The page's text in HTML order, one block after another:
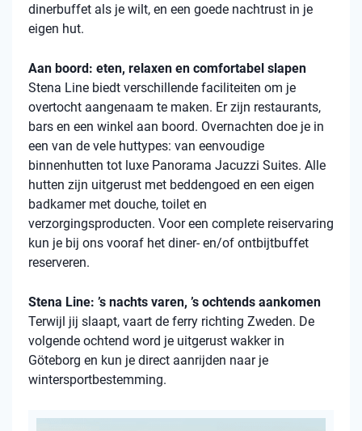
dinerbuffet als je wilt, en een goede nachtrust in je
eigen hut.
Aan boord: eten, relaxen en comfortabel slapen
Stena Line biedt verschillende faciliteiten om je
overtocht aangenaam te maken. Er zijn restaurants,
bars en een winkel aan boord. Overnachten doe je in
een van de vele huttypes: van eenvoudige
binnenhutten tot luxe Panorama Jacuzzi Suites. Alle
hutten zijn uitgerust met beddengoed en een eigen
badkamer met douche, toilet en
verzorgingsproducten. Voor een complete reiservaring
kun je bij ons vooraf het diner- en/of ontbijtbuffet
reserveren.
Stena Line: ’s nachts varen, ’s ochtends aankomen
Terwijl jij slaapt, vaart de ferry richting Zweden. De
volgende ochtend word je uitgerust wakker in
Göteborg en kun je direct aanrijden naar je
wintersportbestemming.